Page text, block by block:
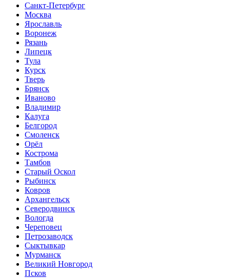
Санкт-Петербург
Москва
Ярославль
Воронеж
Рязань
Липецк
Тула
Курск
Тверь
Брянск
Иваново
Владимир
Калуга
Белгород
Смоленск
Орёл
Кострома
Тамбов
Старый Оскол
Рыбинск
Ковров
Архангельск
Северодвинск
Вологда
Череповец
Петрозаводск
Сыктывкар
Мурманск
Великий Новгород
Псков